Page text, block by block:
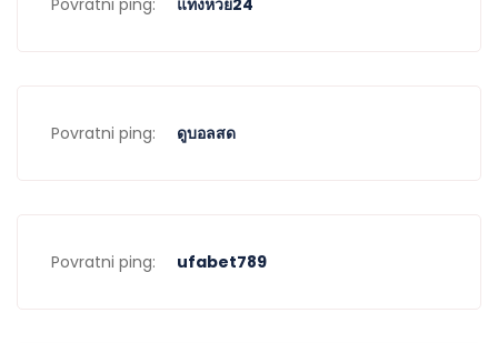
Povratni ping: ดูบอลสด
Povratni ping: ufabet789